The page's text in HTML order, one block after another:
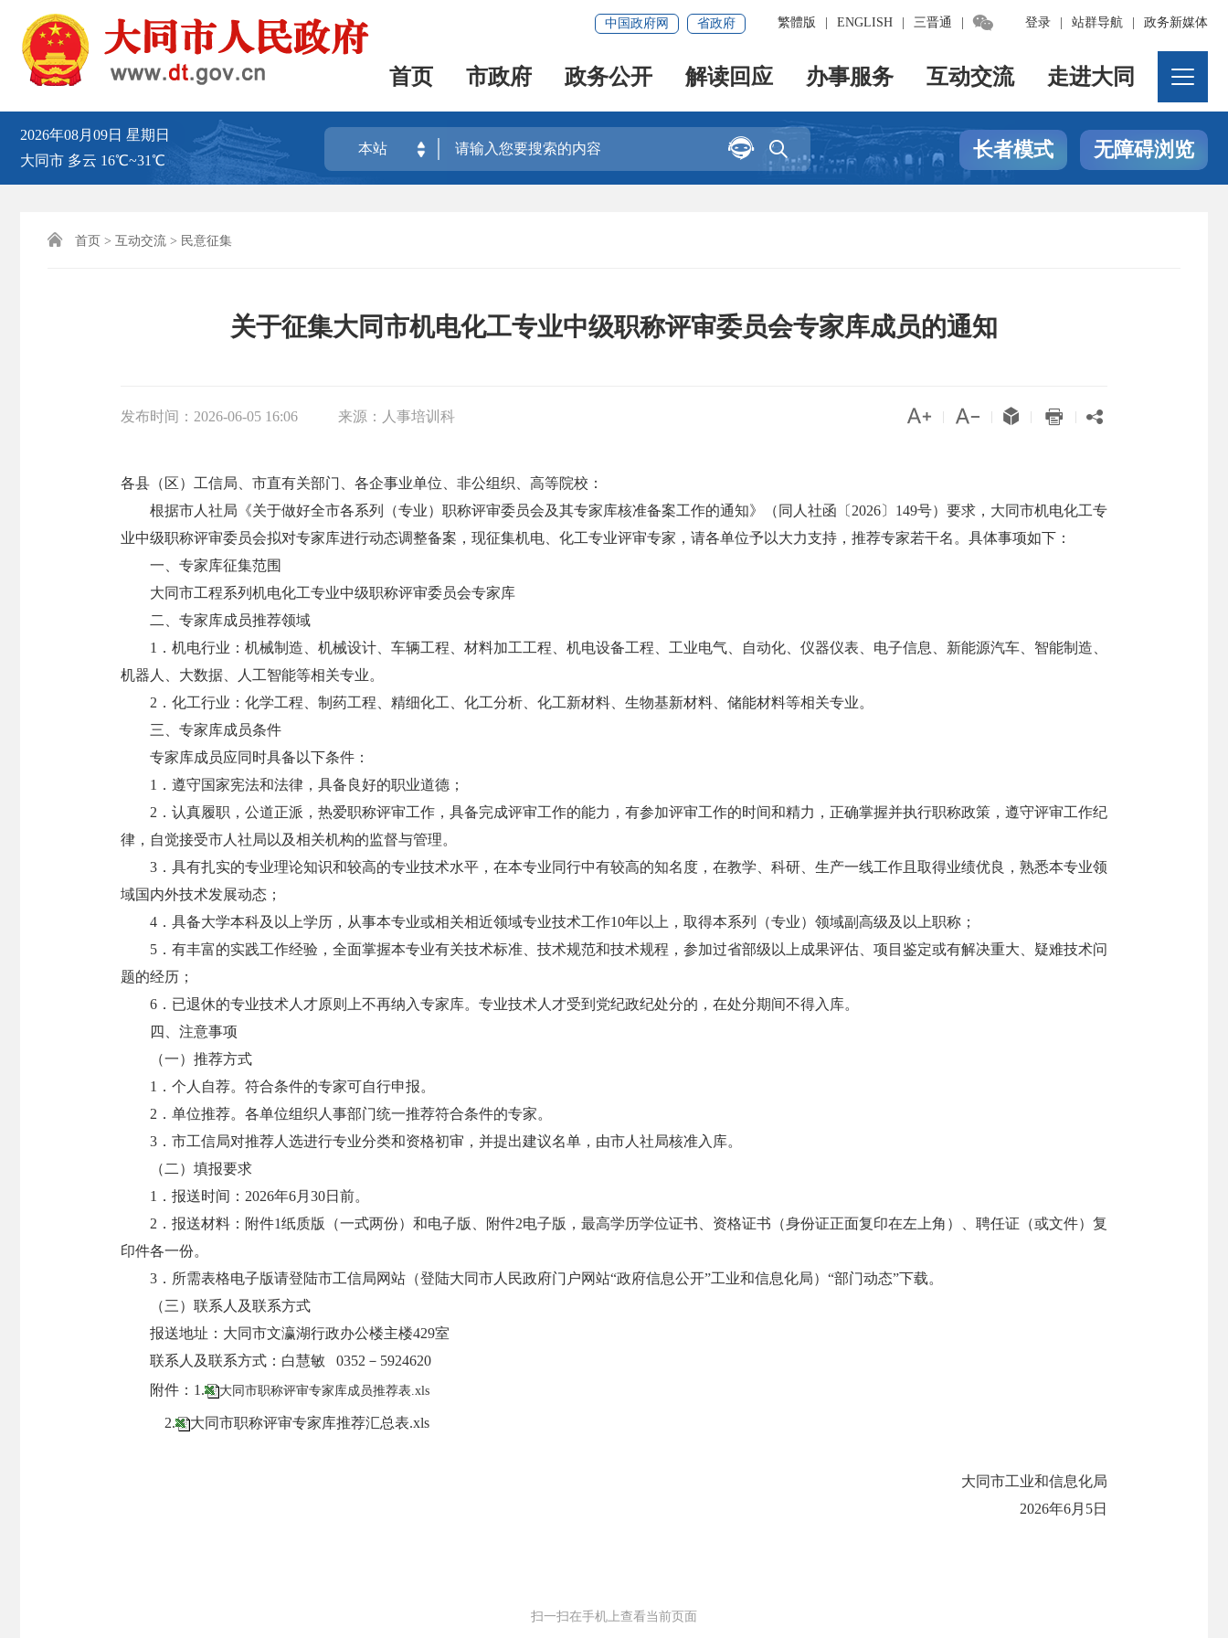
登录 站群导航 政务新媒体
繁體版 ENGLISH 三晋通 
中国政府网 省政府
首页 市政府 政务公开 解读回应 办事服务 互动交流 走进大同
2026年08月09日 星期日
大同市 多云 16℃~31℃
本站 
 长者模式 无障碍浏览
 首页 > 互动交流 > 民意征集
关于征集大同市机电化工专业中级职称评审委员会专家库成员的通知
发布时间： 2026-06-05 16:06 来源： 人事培训科     
各县（区）工信局、市直有关部门、各企事业单位、非公组织、高等院校：
根据市人社局《关于做好全市各系列（专业）职称评审委员会及其专家库核准备案工作的通知》（同人社函〔2026〕149号）要求，大同市机电化工专
业中级职称评审委员会拟对专家库进行动态调整备案，现征集机电、化工专业评审专家，请各单位予以大力支持，推荐专家若干名。具体事项如下：
一、专家库征集范围
大同市工程系列机电化工专业中级职称评审委员会专家库
二、专家库成员推荐领域
1．机电行业：机械制造、机械设计、车辆工程、材料加工工程、机电设备工程、工业电气、自动化、仪器仪表、电子信息、新能源汽车、智能制造、
机器人、大数据、人工智能等相关专业。
2．化工行业：化学工程、制药工程、精细化工、化工分析、化工新材料、生物基新材料、储能材料等相关专业。
三、专家库成员条件
专家库成员应同时具备以下条件：
1．遵守国家宪法和法律，具备良好的职业道德；
2．认真履职，公道正派，热爱职称评审工作，具备完成评审工作的能力，有参加评审工作的时间和精力，正确掌握并执行职称政策，遵守评审工作纪
律，自觉接受市人社局以及相关机构的监督与管理。
3．具有扎实的专业理论知识和较高的专业技术水平，在本专业同行中有较高的知名度，在教学、科研、生产一线工作且取得业绩优良，熟悉本专业领
域国内外技术发展动态；
4．具备大学本科及以上学历，从事本专业或相关相近领域专业技术工作10年以上，取得本系列（专业）领域副高级及以上职称；
5．有丰富的实践工作经验，全面掌握本专业有关技术标准、技术规范和技术规程，参加过省部级以上成果评估、项目鉴定或有解决重大、疑难技术问
题的经历；
6．已退休的专业技术人才原则上不再纳入专家库。专业技术人才受到党纪政纪处分的，在处分期间不得入库。
四、注意事项
（一）推荐方式
1．个人自荐。符合条件的专家可自行申报。
2．单位推荐。各单位组织人事部门统一推荐符合条件的专家。
3．市工信局对推荐人选进行专业分类和资格初审，并提出建议名单，由市人社局核准入库。
（二）填报要求
1．报送时间：2026年6月30日前。
2．报送材料：附件1纸质版（一式两份）和电子版、附件2电子版，最高学历学位证书、资格证书（身份证正面复印在左上角）、聘任证（或文件）复
印件各一份。
3．所需表格电子版请登陆市工信局网站（登陆大同市人民政府门户网站“政府信息公开”工业和信息化局）“部门动态”下载。
（三）联系人及联系方式
报送地址：大同市文瀛湖行政办公楼主楼429室
联系人及联系方式：白慧敏 0352－5924620
附件：1.
大同市职称评审专家库成员推荐表.xls
2. 大同市职称评审专家库推荐汇总表.xls
大同市工业和信息化局
2026年6月5日
扫一扫在手机上查看当前页面